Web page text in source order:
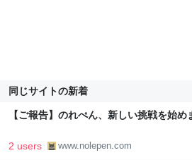
同じサイトの新着
【ご報告】のれぺん、新しい挑戦を始
2 users www.nolepen.com